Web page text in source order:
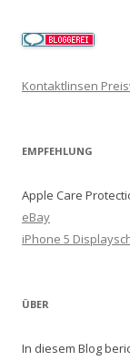
Kontaktlinsen
EMPFEHLUNG
Apple Care
eBay
iPhone 5
ÜBER
In diesem Blog